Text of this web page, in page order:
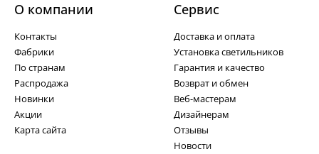
О компании
Контакты
Фабрики
По странам
Распродажа
Новинки
Акции
Карта сайта
Cервис
Доставка и оплата
Установка светильников
Гарантия и качество
Возврат и обмен
Веб-мастерам
Дизайнерам
Отзывы
Новости